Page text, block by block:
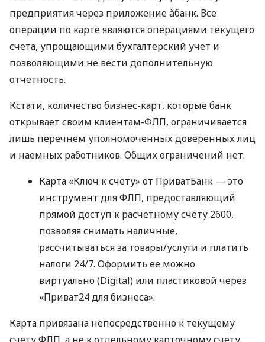
предприятия через приложение àбанк. Все
операции по карте являются операциями текущего
счета, упрощающими бухгалтерский учет и
позволяющими не вести дополнительную
отчетность.
Кстати, количество бизнес-карт, которые банк
открывает своим клиентам-ФЛП, ограничивается
лишь перечнем уполномоченных доверенных лиц
и наемных работников. Общих ограничений нет.
Карта «Ключ к счету» от ПриватБанк — это
инструмент для ФЛП, предоставляющий
прямой доступ к расчетному счету 2600,
позволяя снимать наличные,
рассчитываться за товары/услуги и платить
налоги 24/7. Оформить ее можно
виртуально (Digital) или пластиковой через
«Приват24 для бизнеса».
Карта привязана непосредственно к текущему